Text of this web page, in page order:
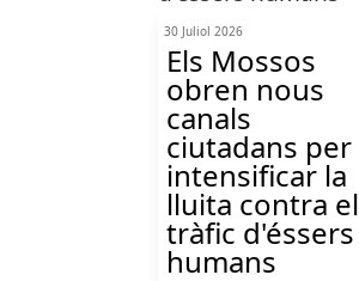
30 Juliol 2026
Els Mossos
obren nous
canals
ciutadans per
intensificar la
lluita contra el
tràfic d'éssers
humans